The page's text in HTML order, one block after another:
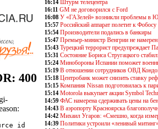
16:14 Штурм телецентра
16:11 GМ не договорился с Ford
16:08 У «ГАЗелей» возникли проблемы в
15:57 Российский аппарат полетит к
15:54 Производители подались в банкиры
15:47 Премьер-министр Венгрии не намерен
15:43 Турецкий террорист предупреждает
15:31 Состояние Бориса Стругацкого
15:24 Минобороны Испании поможет
15:19 В отношении сотрудников ОВД
15:18 Центробанк может снизить ставку
15:15 Компания Nissan подготовилась к
15:14 Motorola выкупает акции Symbol
14:59 ФАС намерена сдерживать цены на
14:43 В аэропорту Красноярска
14:42 Михаил Угаров: «Смешно, когда
14:39 Политики устроили «ленивый